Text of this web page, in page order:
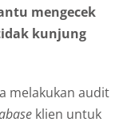
mengecek
kunjung
melakukan audit
klien untuk